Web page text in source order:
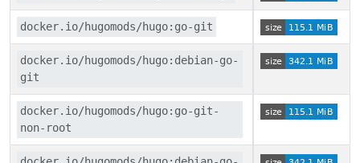
docker.io/hugomods/hugo:go-git
docker.io/hugomods/hugo:debian-go-
git
docker.io/hugomods/hugo:go-git-
non-root